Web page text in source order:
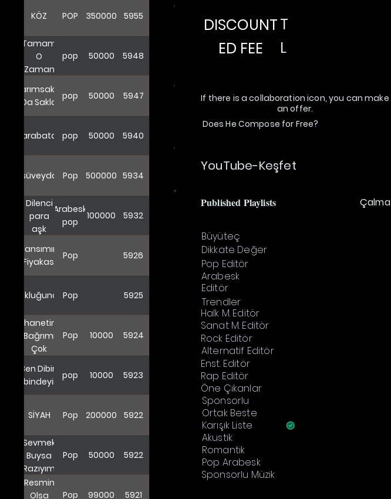
KÖZ POP 350000 5955
Tamam
O
Zaman
pop 50000 5948
Sarımsakla
Da Sakla
pop 50000 5947
Karabatak pop 50000 5940
süveyda Pop 500000 5934
Dilenci
para
aşk
Arabesk
pop
100000 5932
Şansımın
Fiyakası
Pop 5926
YokluğundaPop 5925
İhanetin
Bağrımı
Çok
Pop 10000 5924
Ben Dibin
Dibindeyim
pop 10000 5923
SİYAH Pop 200000 5922
Sevmek
Buysa
Razıyım
Pop 50000 5922
Resmin
Olsa
Pop 99000 5921
DISCOUNT
ED FEE
T
L
If there is a collaboration icon, you can make
an offer.
Does He Compose for Free?
YouTube-Keşfet
Published Playlists
Büyüteç
Dikkate Değer
Pop Editör
Arabesk
Editör
Trendler
Halk M. Editör
Sanat M. Editör
Rock Editör
Alternatif Editör
Enst. Editör
Rap Editör
Öne Çıkanlar
Sponsorlu
Ortak Beste
Karışık Liste
Akustik
Romantik
Pop Arabesk
Sponsorlu Müzik